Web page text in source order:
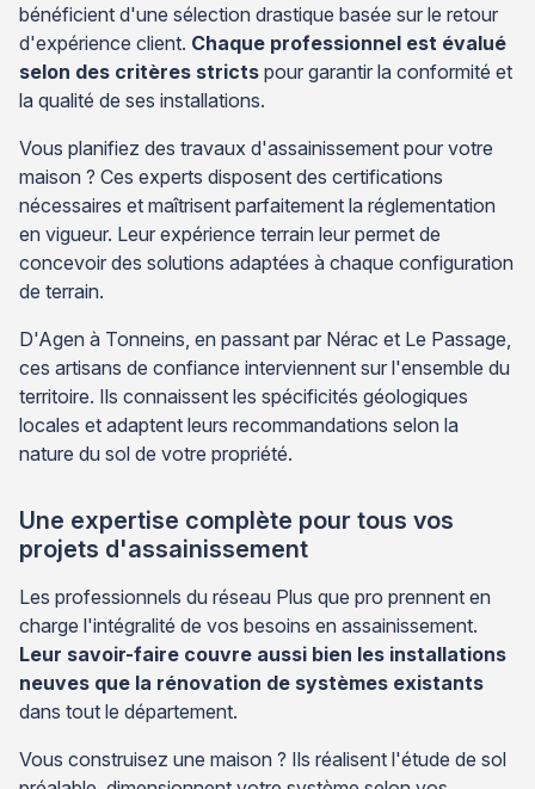
bénéficient d'une sélection drastique basée sur le retour
d'expérience client. Chaque professionnel est évalué
selon des critères stricts pour garantir la conformité et
la qualité de ses installations.
Vous planifiez des travaux d'assainissement pour votre
maison ? Ces experts disposent des certifications
nécessaires et maîtrisent parfaitement la réglementation
en vigueur. Leur expérience terrain leur permet de
concevoir des solutions adaptées à chaque configuration
de terrain.
D'Agen à Tonneins, en passant par Nérac et Le Passage,
ces artisans de confiance interviennent sur l'ensemble du
territoire. Ils connaissent les spécificités géologiques
locales et adaptent leurs recommandations selon la
nature du sol de votre propriété.
Une expertise complète pour tous vos
projets d'assainissement
Les professionnels du réseau Plus que pro prennent en
charge l'intégralité de vos besoins en assainissement.
Leur savoir-faire couvre aussi bien les installations
neuves que la rénovation de systèmes existants
dans tout le département.
Vous construisez une maison ? Ils réalisent l'étude de sol